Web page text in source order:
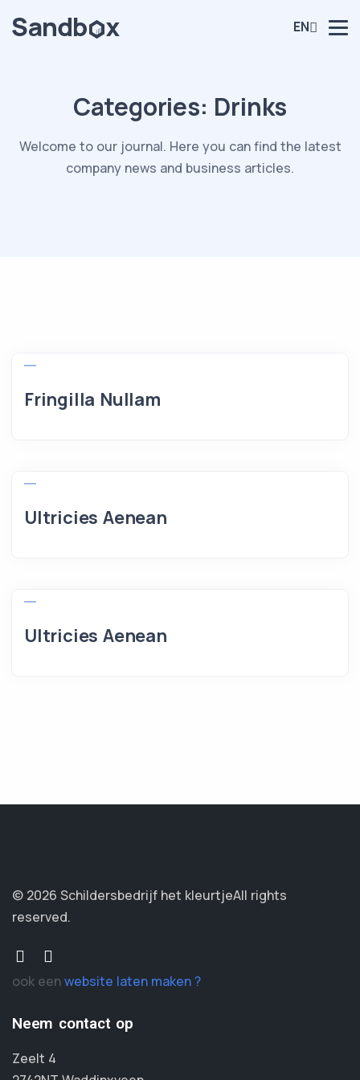
EN
Categories: Drinks
Welcome to our journal. Here you can find the latest
company news and business articles.
Fringilla Nullam
Ultricies Aenean
Ultricies Aenean
© 2026 Schildersbedrijf het kleurtjeAll rights
reserved.
ook eenwebsite laten maken ?
Neem contact op
Zeelt 4